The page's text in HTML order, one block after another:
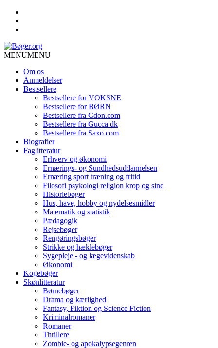
MENUMENU
Om os
Anmeldelser
Bestsellere
Bestsellere for VOKSNE
Bestsellere for BØRN
Bestsellere fra Cdon.com
Bestsellere fra Gucca.dk
Bestsellere fra Saxo.com
Biografier
Faglitteratur
Erhverv og økonomi
Ernærings- og Sundhedsuddannelsen
Ernæring sport træning og fritid
Filosofi psykologi religion krop og sind
Historiebøger
Hus, have, hobby og nydelsesmidler
Matematik og statistik
Pædagogik
Rejsebøger
Rengøringsbøger
Strikke og hæklebøger
Sygepleje - og lægevidenskab
Økonomi
Kogebøger
Skønlitteratur
Børnebøger
Drama og kærlighed
Fantasy, Fiktion og Science Fiction
Kriminalromaner
Romaner
Thrillere
Zombie- og apokalypsegenren